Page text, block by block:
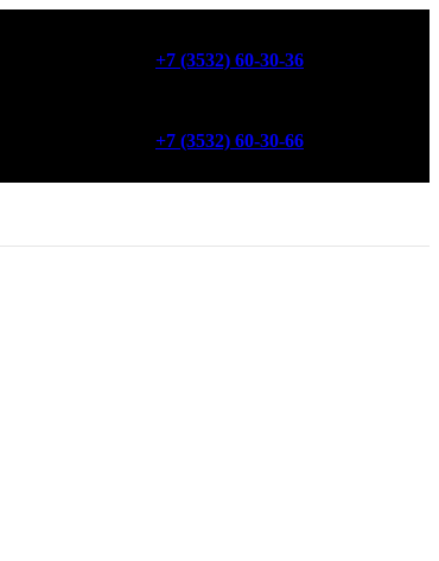
+7 (3532) 60-30-36
+7 (3532) 60-30-66